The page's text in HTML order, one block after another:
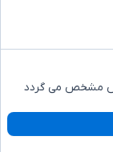
مشخص می گردد